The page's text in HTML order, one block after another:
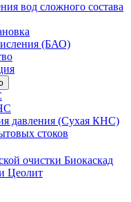
вод сложного состава
(БАО)
давления (Сухая КНС)
стоков
очистки Биокаскад
Цеолит